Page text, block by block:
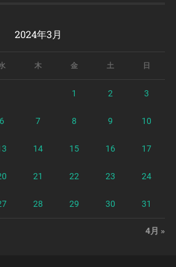
2024年3月
木 金 土 日
1 2 3
6 7 8 9 10
14 15 16 17
21 22 23 24
28 29 30 31
4月 »